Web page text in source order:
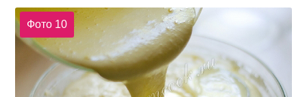
Фото 10